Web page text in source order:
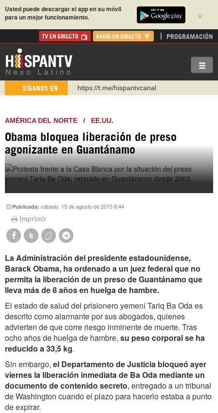
×
Usted puede descargar el app en su móvil
para un mejor funcionamiento.
TV EN DIRECTO RADIO EN DIRECTO PROGRAMACIÓN
SÍGANOS EN
https://t.me/hispantvcanal
WhatsApp y Viber: +98 921 79 29 404
Instagram como: hispan_tv
https://www.facebook.com/Nexolatino.Canal
http://twitter.com/nexo_latino
AMÉRICA DEL NORTE / EE.UU.
Obama bloquea liberación de preso
agonizante en Guantánamo
Publicada:sábado, 15 de agosto de 2015 9:44
Imprimir
La Administración del presidente estadounidense,
Barack Obama, ha ordenado a un juez federal que no
permita la liberación de un preso de Guantánamo que
lleva más de 8 años en huelga de hambre.
El estado de salud del prisionero yemení Tariq Ba Oda es
descrito como alarmante por sus abogados, quienes
advierten de que corre riesgo inminente de muerte. Tras
ocho años de huelga de hambre, su peso corporal se ha
reducido a 33,5 kg.
Sin embargo, el Departamento de Justicia bloqueó ayer
viernes la liberación inmediata de Ba Oda mediante un
documento de contenido secreto, entregado a un tribunal
de Washington cuando el plazo para hacerlo estaba a punto
de expirar.